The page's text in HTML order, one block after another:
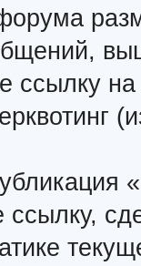
ссылку
ссылку,